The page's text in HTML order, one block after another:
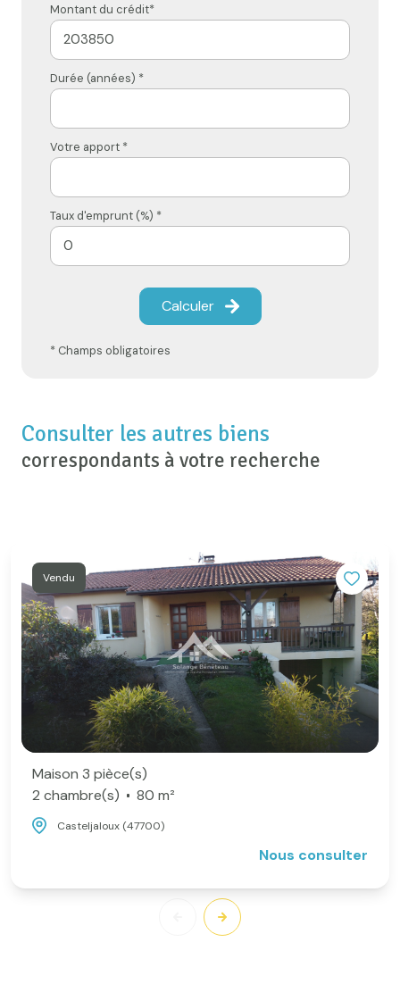
Montant du crédit*
Durée (années) *
Votre apport *
Taux d'emprunt (%) *
Calculer
* Champs obligatoires
Consulter les autres biens
correspondants à votre recherche
Vendu
Maison 3 pièce(s)
2 chambre(s)
80 m²
Casteljaloux (47700)
Nous consulter